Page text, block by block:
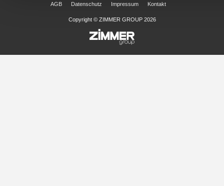
AGB Datenschutz Impressum Kontakt
Copyright © ZIMMER GROUP 2026